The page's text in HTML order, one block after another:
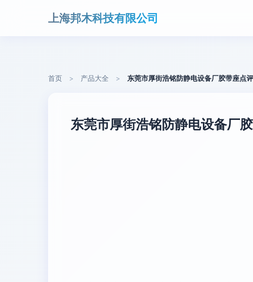
上海邦木科技有限公司
首页 > 产品大全 > 东莞市厚街浩铭防静电设备厂胶带座点
东莞市厚街浩铭防静电设备厂